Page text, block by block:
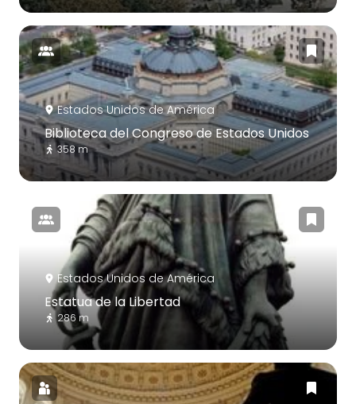
Estados Unidos de América
Biblioteca del Congreso de Estados Unidos
358 m
Estados Unidos de América
Estatua de la Libertad
286 m